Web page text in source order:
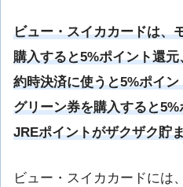
ビュー・スイカカードは、
購入すると5%ポイント還
約時決済に使うと5%ポイ
グリーン券を購入すると
JREポイントがザクザク貯
ビュー・スイカカードには